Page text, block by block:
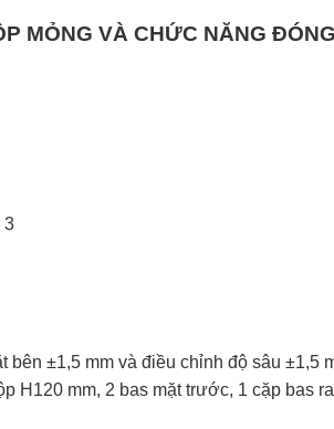
MỎNG VÀ CHỨC NĂNG
3
±1,5 mm và điều chỉnh độ sâu ±1,5
H120 mm, 2 bas mặt trước, 1 cặp bas